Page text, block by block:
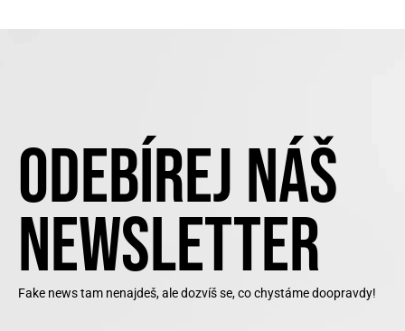
ODEBÍREJ NÁŠ
NEWSLETTER
Fake news tam nenajdeš, ale dozvíš se, co chystáme doopravdy!